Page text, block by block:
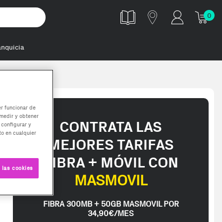
0
CONTRATA LAS
MEJORES TARIFAS
FIBRA + MÓVIL CON
MASMOVIL
FIBRA 300MB + 50GB MASMOVIL POR
34,90€/MES
funcionar de
y obtener
y
en cualquier
cookies